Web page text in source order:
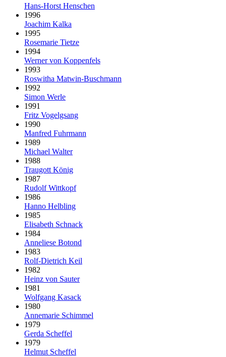
Hans-Horst Henschen
1996
Joachim Kalka
1995
Rosemarie Tietze
1994
Werner von Koppenfels
1993
Roswitha Matwin-Buschmann
1992
Simon Werle
1991
Fritz Vogelgsang
1990
Manfred Fuhrmann
1989
Michael Walter
1988
Traugott König
1987
Rudolf Wittkopf
1986
Hanno Helbling
1985
Elisabeth Schnack
1984
Anneliese Botond
1983
Rolf-Dietrich Keil
1982
Heinz von Sauter
1981
Wolfgang Kasack
1980
Annemarie Schimmel
1979
Gerda Scheffel
1979
Helmut Scheffel